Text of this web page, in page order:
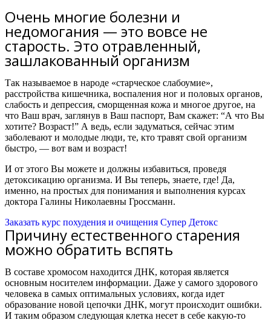
Очень многие болезни и
недомогания — это вовсе не
старость. Это отравленный,
зашлакованный организм
Так называемое в народе «старческое слабоумие»,
расстройства кишечника, воспаления ног и половых органов,
слабость и депрессия, сморщенная кожа и многое другое, на
что Ваш врач, заглянув в Ваш паспорт, Вам скажет: “А что Вы
хотите? Возраст!” А ведь, если задуматься, сейчас этим
заболевают и молодые люди, те, кто травят свой организм
быстро, — вот вам и возраст!
И от этого Вы можете и должны избавиться, проведя
детоксикацию организма. И Вы теперь, знаете, где! Да,
именно, на простых для понимания и выполнения курсах
доктора Галины Николаевны Гроссманн.
Заказать курс похудения и очищения Супер Детокс
Причину естественного старения
можно обратить вспять
В составе хромосом находится ДНК, которая является
основным носителем информации. Даже у самого здорового
человека в самых оптимальных условиях, когда идет
образование новой цепочки ДНК, могут происходит ошибки.
И таким образом следующая клетка несет в себе какую-то